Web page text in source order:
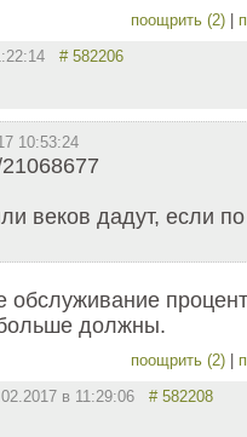
поощрить (2)
# 582206
10:53:24
веков дадут, если по
должны.
поощрить (2)
в 11:29:06 # 582208